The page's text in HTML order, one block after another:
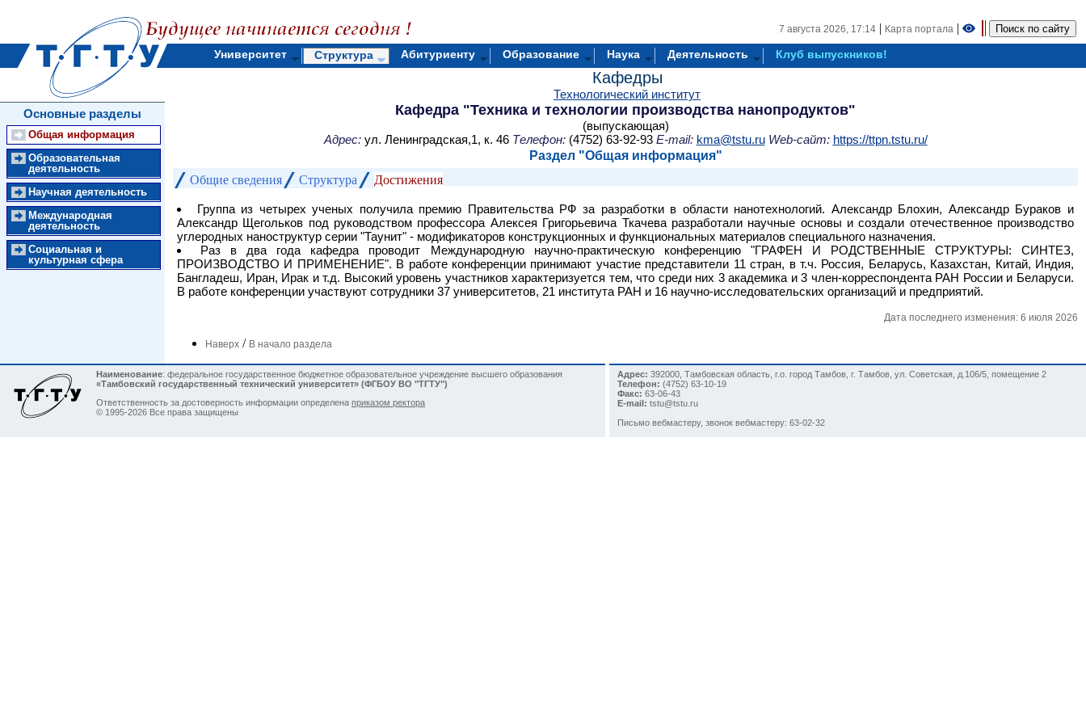
7 августа 2026, 17:14 | Карта портала |
Университет Структура Абитуриенту Образование Наука Деятельность Клуб выпускников!
Кафедры
Технологический институт
Основные разделы
Общая информация
Образовательная
деятельность
Научная деятельность
Международная
деятельность
Социальная и
культурная сфера
Кафедра "Техника и технологии производства нанопродуктов"
(выпускающая)
Адрес:ул. Ленинградская,1, к. 46 Телефон:(4752) 63-92-93 E-mail: kma@tstu.ru Web-сайт: https://ttpn.tstu.ru/
Раздел "Общая информация"
Общие сведения
Структура Достижения
Группа из четырех ученых получила премию Правительства РФ за разработки в области нанотехнологий. Александр Блохин, Александр Бураков и
Александр Щегольков под руководством профессора Алексея Григорьевича Ткачева разработали научные основы и создали отечественное производство
углеродных наноструктур серии "Таунит" - модификаторов конструкционных и функциональных материалов специального назначения.
Раз в два года кафедра проводит Международную научно-практическую конференцию "ГРАФЕН И РОДСТВЕННЫЕ СТРУКТУРЫ: СИНТЕЗ,
ПРОИЗВОДСТВО И ПРИМЕНЕНИЕ". В работе конференции принимают участие представители 11 стран, в т.ч. Россия, Беларусь, Казахстан, Китай, Индия,
Бангладеш, Иран, Ирак и т.д. Высокий уровень участников характеризуется тем, что среди них 3 академика и 3 член-корреспондента РАН России и Беларуси.
В работе конференции участвуют сотрудники 37 университетов, 21 института РАН и 16 научно-исследовательских организаций и предприятий.
Дата последнего изменения: 6 июля 2026
Наверх / В начало раздела
Наименование: федеральное государственное бюджетное образовательное учреждение высшего образования
«Тамбовский государственный технический университет» (ФГБОУ ВО "ТГТУ")
Ответственность за достоверность информации определена приказом ректора
© 1995-2026 Все права защищены
Адрес: 392000, Тамбовская область, г.о. город Тамбов, г. Тамбов, ул. Советская, д.106/5, помещение 2
Телефон: (4752) 63-10-19
Факс: 63-06-43
E-mail: tstu@tstu.ru
Письмо вебмастеру, звонок вебмастеру: 63-02-32